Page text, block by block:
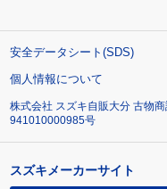
安全データシート(SDS)
個人情報について
株式会社 スズキ自販大分 古物
941010000985号
スズキメーカーサイト